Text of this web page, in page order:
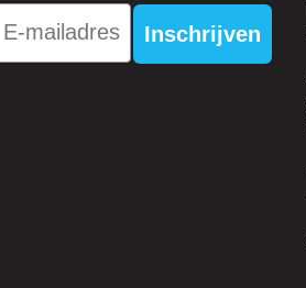
Inschrijven